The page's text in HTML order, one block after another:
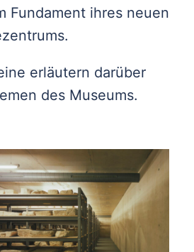
Fundament ihres neuen
erläutern darüber
des Museums.